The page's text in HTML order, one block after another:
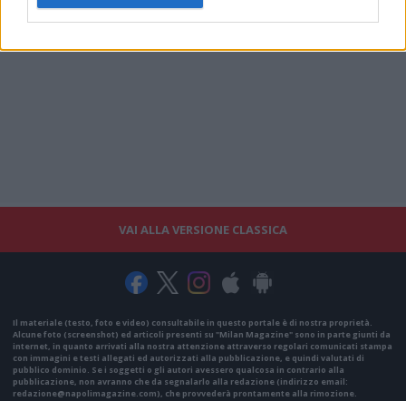
VAI ALLA VERSIONE CLASSICA
Il materiale (testo, foto e video) consultabile in questo portale è di nostra proprietà.
Alcune foto (screenshot) ed articoli presenti su "Milan Magazine" sono in parte giunti da
internet, in quanto arrivati alla nostra attenzione attraverso regolari comunicati stampa
con immagini e testi allegati ed autorizzati alla pubblicazione, e quindi valutati di
pubblico dominio. Se i soggetti o gli autori avessero qualcosa in contrario alla
pubblicazione, non avranno che da segnalarlo alla redazione (indirizzo email:
redazione@napolimagazine.com), che provvederà prontamente alla rimozione.